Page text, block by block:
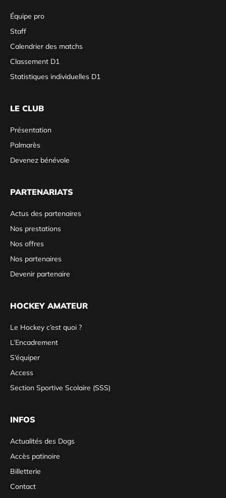
Équipe pro
Staff
Calendrier des matchs
Classement D1
Statistiques individuelles D1
LE CLUB
Présentation
Palmarès
Devenez bénévole
PARTENARIATS
Actus des partenaires
Nos prestations
Nos offres
Nos partenaires
Devenir partenaire
HOCKEY AMATEUR
Le Hockey c’est quoi ?
L’Encadrement
S’équiper
Access
Section Sportive Scolaire (SSS)
INFOS
Actualités des Dogs
Accès patinoire
Billetterie
Contact